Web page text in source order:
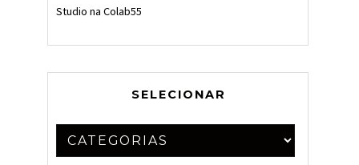
Studio na Colab55
SELECIONAR